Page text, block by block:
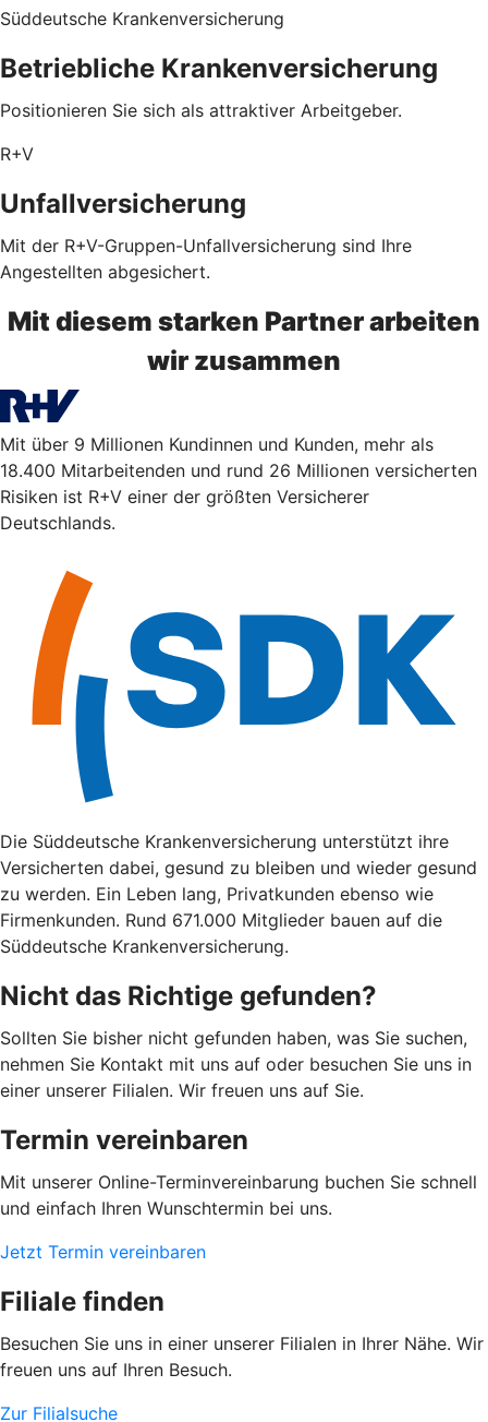
Süddeutsche Krankenversicherung
Betriebliche Krankenversicherung
Positionieren Sie sich als attraktiver Arbeitgeber.
R+V
Unfallversicherung
Mit der R+V-Gruppen-Unfallversicherung sind Ihre
Angestellten abgesichert.
Mit diesem starken Partner arbeiten
wir zusammen
Mit über 9 Millionen Kundinnen und Kunden, mehr als
18.400 Mitarbeitenden und rund 26 Millionen versicherten
Risiken ist R+V einer der größten Versicherer
Deutschlands.
Die Süddeutsche Krankenversicherung unterstützt ihre
Versicherten dabei, gesund zu bleiben und wieder gesund
zu werden. Ein Leben lang, Privatkunden ebenso wie
Firmenkunden. Rund 671.000 Mitglieder bauen auf die
Süddeutsche Krankenversicherung.
Nicht das Richtige gefunden?
Sollten Sie bisher nicht gefunden haben, was Sie suchen,
nehmen Sie Kontakt mit uns auf oder besuchen Sie uns in
einer unserer Filialen. Wir freuen uns auf Sie.
Termin vereinbaren
Mit unserer Online-Terminvereinbarung buchen Sie schnell
und einfach Ihren Wunschtermin bei uns.
Jetzt Termin vereinbaren
Filiale finden
Besuchen Sie uns in einer unserer Filialen in Ihrer Nähe. Wir
freuen uns auf Ihren Besuch.
Zur Filialsuche